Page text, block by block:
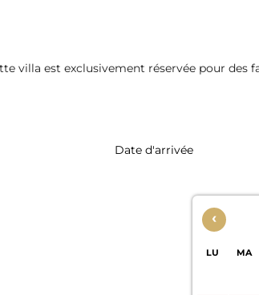
villa est exclusivement réservée pour des
‹
LU MA